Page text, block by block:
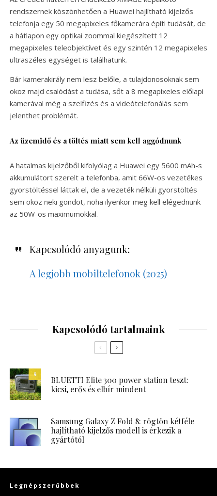
rendszernek köszönhetően a Huawei hajlítható kijelzős
telefonja egy 50 megapixeles főkamerára építi tudását, de
a hátlapon egy optikai zoommal kiegészített 12
megapixeles teleobjektívet és egy szintén 12 megapixeles
ultraszéles egységet is találhatunk.
Bár kamerakirály nem lesz belőle, a tulajdonosoknak sem
okoz majd csalódást a tudása, sőt a 8 megapixeles előlapi
kamerával még a szelfizés és a videótelefonálás sem
jelenthet problémát.
Az üzemidő és a töltés miatt sem kell aggódnunk
A hatalmas kijelzőből kifolyólag a Huawei egy 5600 mAh-s
akkumulátort szerelt a telefonba, amit 66W-os vezetékes
gyorstöltéssel láttak el, de a vezeték nélküli gyorstöltés
sem okoz neki gondot, noha ilyenkor meg kell elégednünk
az 50W-os maximumokkal.
Kapcsolódó anyagunk:
A legjobb mobiltelefonok (2025)
Kapcsolódó tartalmaink
9
BLUETTI Elite 300 power station teszt:
kicsi, erős és elbír mindent
Samsung Galaxy Z Fold 8: rögtön kétféle
hajlítható kijelzős modell is érkezik a
gyártótól
Legnépszerűbbek